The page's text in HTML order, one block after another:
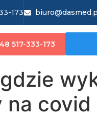
173
517-333-173
gdzie
na covid